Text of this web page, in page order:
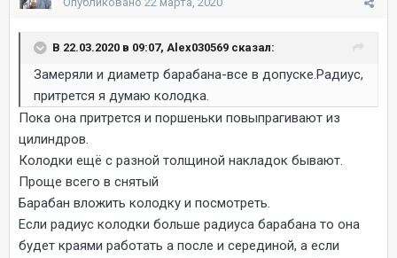
В 22.03.2020 в 09:07, Alex030569 сказал:
Замеряли и диаметр барабана-все в допуске.Радиус,
притрется я думаю колодка.
Пока она притрется и поршеньки повыпрагивают из
цилиндров.
Колодки ещё с разной толщиной накладок бывают.
Проще всего в снятый
Барабан вложить колодку и посмотреть.
Если радиус колодки больше радиуса барабана то она
будет краями работать а после и серединой, а если